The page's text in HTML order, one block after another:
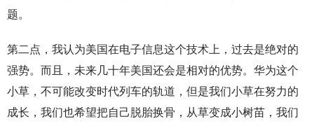
题。
第二点，我认为美国在电子信息这个技术上，过去是绝对的
强势。而且，未来几十年美国还会是相对的优势。华为这个
小草，不可能改变时代列车的轨道，但是我们小草在努力的
成长，我们也希望把自己脱胎换骨，从草变成小树苗，我们